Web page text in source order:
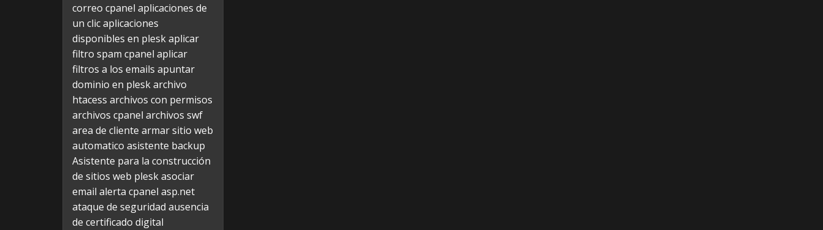
correo cpanel aplicaciones de
un clicaplicaciones
disponibles en pleskaplicar
filtro spam cpanel aplicar
filtros a los emails apuntar
dominio en pleskarchivo
htacess archivos con permisos
archivos cpanel archivos swf
area de cliente armar sitio web
automatico asistente backup
Asistente para la construcción
de sitios web pleskasociar
email alerta cpanel asp.net
ataque de seguridad ausencia
de certificado digital